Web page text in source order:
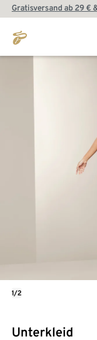
Gratisversand ab 29 €
Unterkleid
1/2